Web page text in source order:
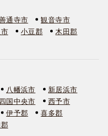
通寺市
観音寺市
小豆郡
木田郡
八幡浜市
新居浜市
四国中央市
西予市
伊予郡
喜多郡